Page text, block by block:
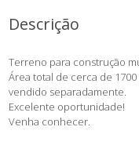
Descrição
Terreno para construção
Área total de cerca de
vendido separadamente.
Excelente oportunidade!
Venha conhecer.